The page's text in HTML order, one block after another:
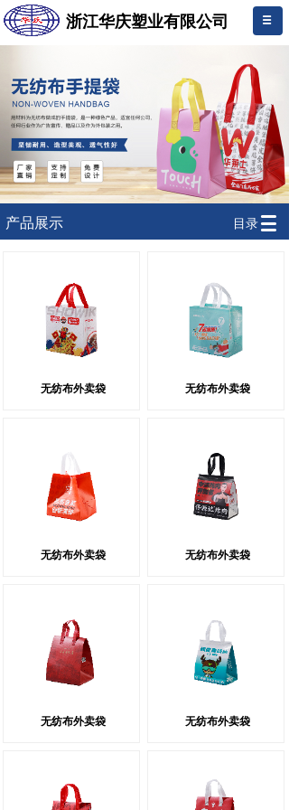
产品展示 目录
无纺布外卖袋 无纺布外卖袋
无纺布外卖袋 无纺布外卖袋
无纺布外卖袋 无纺布外卖袋
浙江华庆塑业有限公司